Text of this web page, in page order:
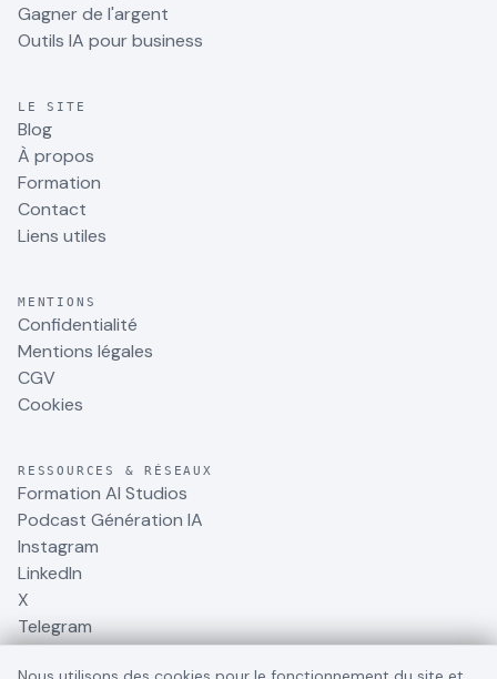
Gagner de l'argent
Outils IA pour business
LE SITE
Blog
À propos
Formation
Contact
Liens utiles
MENTIONS
Confidentialité
Mentions légales
CGV
Cookies
RESSOURCES & RÉSEAUX
Formation AI Studios
Podcast Génération IA
Instagram
LinkedIn
X
Telegram